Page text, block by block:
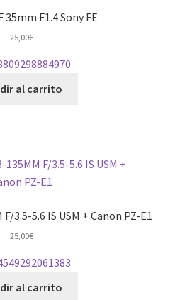
35mm F1.4 Sony FE
25,00€
al carrito
3.5-5.6 IS USM + Canon PZ-E1
25,00€
al carrito